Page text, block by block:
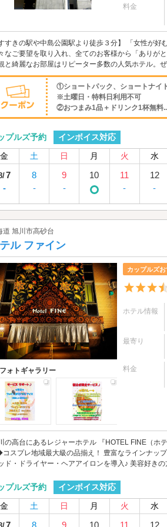
料金
すすきの駅や中島公園駅より徒歩３分】 「女性が
なご要望を取り入れ、全てのお客様から「ありが
と綺麗なお部屋はリピーター多数の人気ホテル。ぜ
①ショートパック、ショートナイ
※土曜日・特料日利用不可
②おつまみ1品＋ドリンク1杯無料
プルズ予約
インボイス対応
金
土 日 月 火 水
7
-
8
-
9
-
10
11
-
12
-
道 旭川市高砂台
ル ファイン
フォトギャラリー
カップルズ
ホテル情報
最寄り
料金
の高台にあるレジャーホテル 『HOTEL FINE（
スプレ地域最大級の品揃え！ 豊富なラインナッ
ド・ドライヤー・ヘアアイロンを導入♪ 美容好き
プルズ予約
インボイス対応
金
土 日 月 火 水
7 8 9 10 11 12